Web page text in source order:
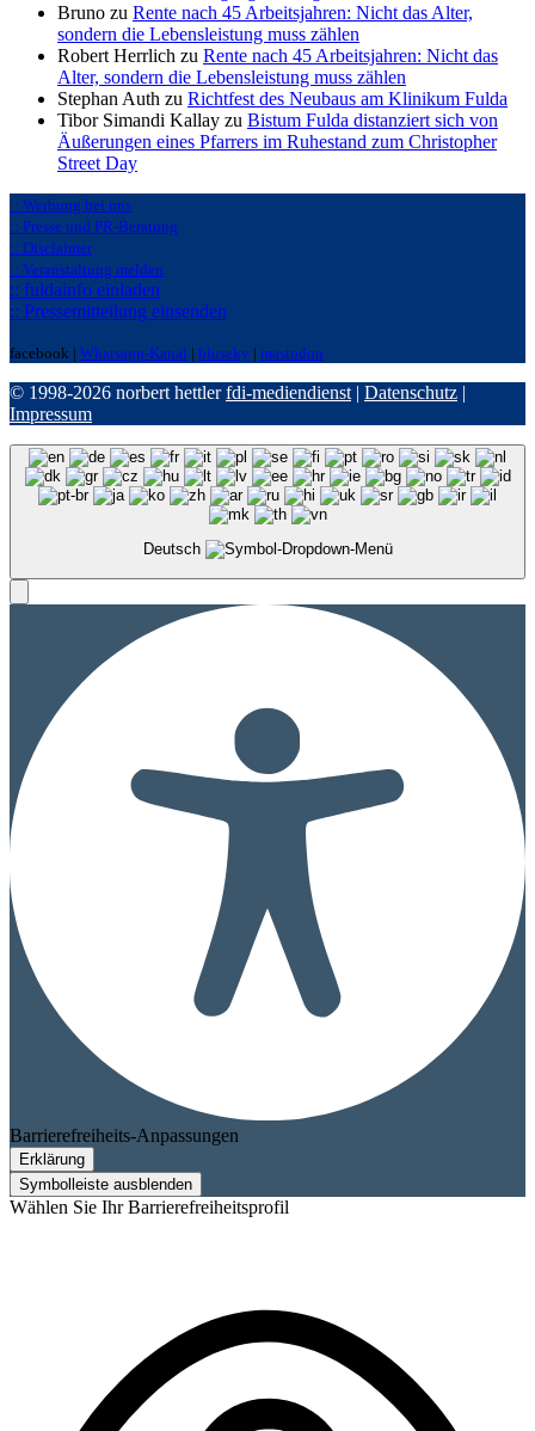
Bruno zu Rente nach 45 Arbeitsjahren: Nicht das Alter,
sondern die Lebensleistung muss zählen
Robert Herrlich zu Rente nach 45 Arbeitsjahren: Nicht das
Alter, sondern die Lebensleistung muss zählen
Stephan Auth zu Richtfest des Neubaus am Klinikum Fulda
Tibor Simandi Kallay zu Bistum Fulda distanziert sich von
Äußerungen eines Pfarrers im Ruhestand zum Christopher
Street Day
:: Werbung bei uns
:: Presse und PR-Beratung
:: Disclaimer
:: Veranstaltung melden
:: fuldainfo einladen
:: Pressemitteilung einsenden
facebook | Whatsapp-Kanal | bluseky | mastodon
© 1998-2026 norbert hettlerfdi-mediendienst | Datenschutz |
Impressum
Deutsch
Barrierefreiheits-Anpassungen
Erklärung
Symbolleiste ausblenden
Wählen Sie Ihr Barrierefreiheitsprofil